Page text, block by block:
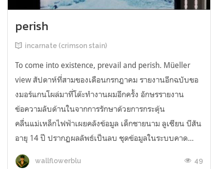
perish
incarnate (crimson stain)
To come into existence, prevail and perish. Müeller
view สัปดาห์ที่สามของเดือนกรกฎาคม รายงานอีกฉบับขอ
งมอร์แกนโผล่มาที่โต๊ะทำงานผมอีกครั้ง อักษรรายงาน
ข้อความลับด้านในจากการรักษาด้วยการกระตุ้น
คลื่นแม่เหล็กไฟฟ้าเผยคลังข้อมูล เด็กชายนาม ลูเซียน บีสัน
อายุ 14 ปี ปรากฏผลลัพธ์เป็นลบ ชุดข้อมูลในระบบคาด...
wallflowerblu 49